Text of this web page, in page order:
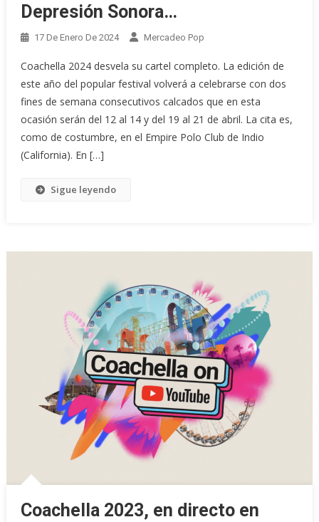
Depresión Sonora…
17 De Enero De 2024 Mercadeo Pop
Coachella 2024 desvela su cartel completo. La edición de
este año del popular festival volverá a celebrarse con dos
fines de semana consecutivos calcados que en esta
ocasión serán del 12 al 14 y del 19 al 21 de abril. La cita es,
como de costumbre, en el Empire Polo Club de Indio
(California). En […]
Sigue leyendo
Coachella 2023, en directo en